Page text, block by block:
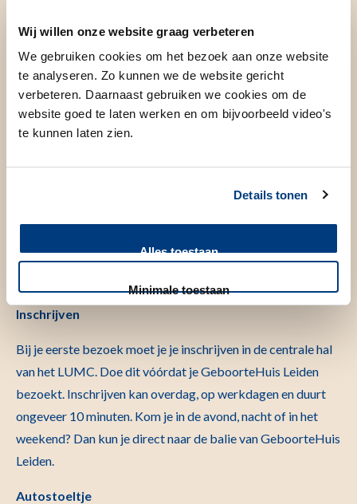
Wij willen onze website graag verbeteren
We gebruiken cookies om het bezoek aan onze website
te analyseren. Zo kunnen we de website gericht
verbeteren. Daarnaast gebruiken we cookies om de
website goed te laten werken en om bijvoorbeeld video's
te kunnen laten zien.
Details tonen
Alles toestaan
Minimale toestaan
naar GeboorteHuis Leiden. Je partner parkeert zo spoedig
mogelijk daarna de auto in de parkeergarage. Als dit niet op
korte termijn mogelijk is, kan een medewerker van de
bewaking je auto parkeren.
mijnLUMC
Via deze linkMijnLUMC | LUMCkunt U met DigiD
Rolstoelen
Er zijn rolstoelen beschikbaar in de hal van de
Inschrijven
Bij je eerste bezoek moet je je inschrijven in de centrale hal
van het LUMC. Doe dit vóórdat je GeboorteHuis Leiden
bezoekt. Inschrijven kan overdag, op werkdagen en duurt
ongeveer 10 minuten. Kom je in de avond, nacht of in het
weekend? Dan kun je direct naar de balie van GeboorteHuis
Leiden.
Autostoeltje